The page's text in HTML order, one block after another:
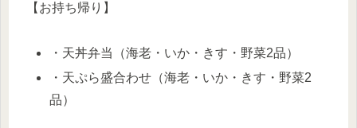
【お持ち帰り】
・天丼弁当（海老・いか・きす・野菜2品）
・天ぷら盛合わせ（海老・いか・きす・野菜2
品）